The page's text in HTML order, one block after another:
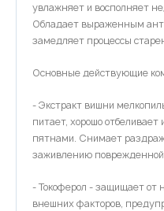
увлажняет и восполняет
Обладает выраженным
замедляет процессы
Основные действующие
- Экстракт вишни
питает, хорошо
пятнами. Снимает
заживлению
- Токоферол - защищает от
внешних факторов,